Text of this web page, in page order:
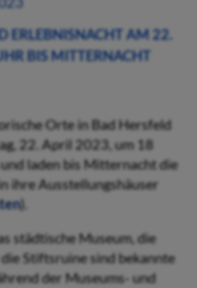
ERLEBNISNACHT AM 22.
BIS MITTERNACHT
Orte in Bad Hersfeld
22. April 2023, um 18
laden bis Mitternacht die
ihre Ausstellungshäuser
).
städtische Museum, die
Stiftsruine sind bekannte
der Museums- und